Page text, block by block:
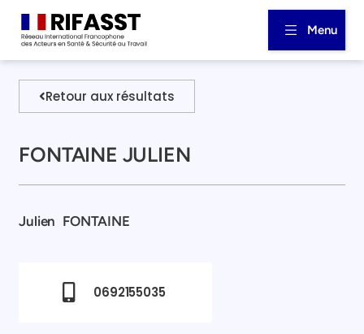
Menu
Retour aux résultats
FONTAINE JULIEN
Julien FONTAINE
0692155035